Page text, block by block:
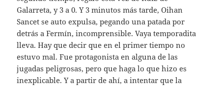
Galarreta, y 3 a 0. Y 3 minutos más tarde, Oihan
Sancet se auto expulsa, pegando una patada por
detrás a Fermín, incomprensible. Vaya temporadita
lleva. Hay que decir que en el primer tiempo no
estuvo mal. Fue protagonista en alguna de las
jugadas peligrosas, pero que haga lo que hizo es
inexplicable. Y a partir de ahí, a intentar que la